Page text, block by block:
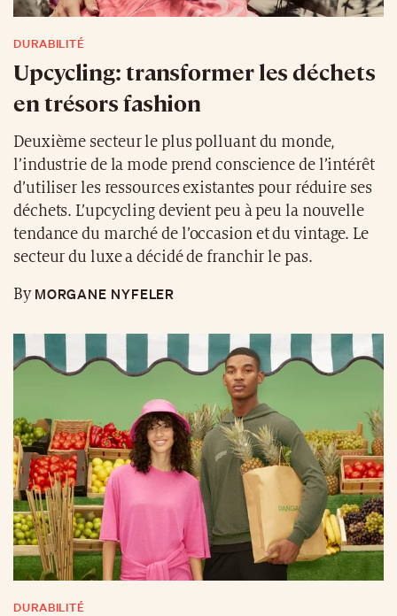
DURABILITÉ
Upcycling: transformer les déchets
en trésors fashion
Deuxième secteur le plus polluant du monde,
l’industrie de la mode prend conscience de l’intérêt
d’utiliser les ressources existantes pour réduire ses
déchets. L’upcycling devient peu à peu la nouvelle
tendance du marché de l’occasion et du vintage. Le
secteur du luxe a décidé de franchir le pas.
ByMORGANE NYFELER
DURABILITÉ